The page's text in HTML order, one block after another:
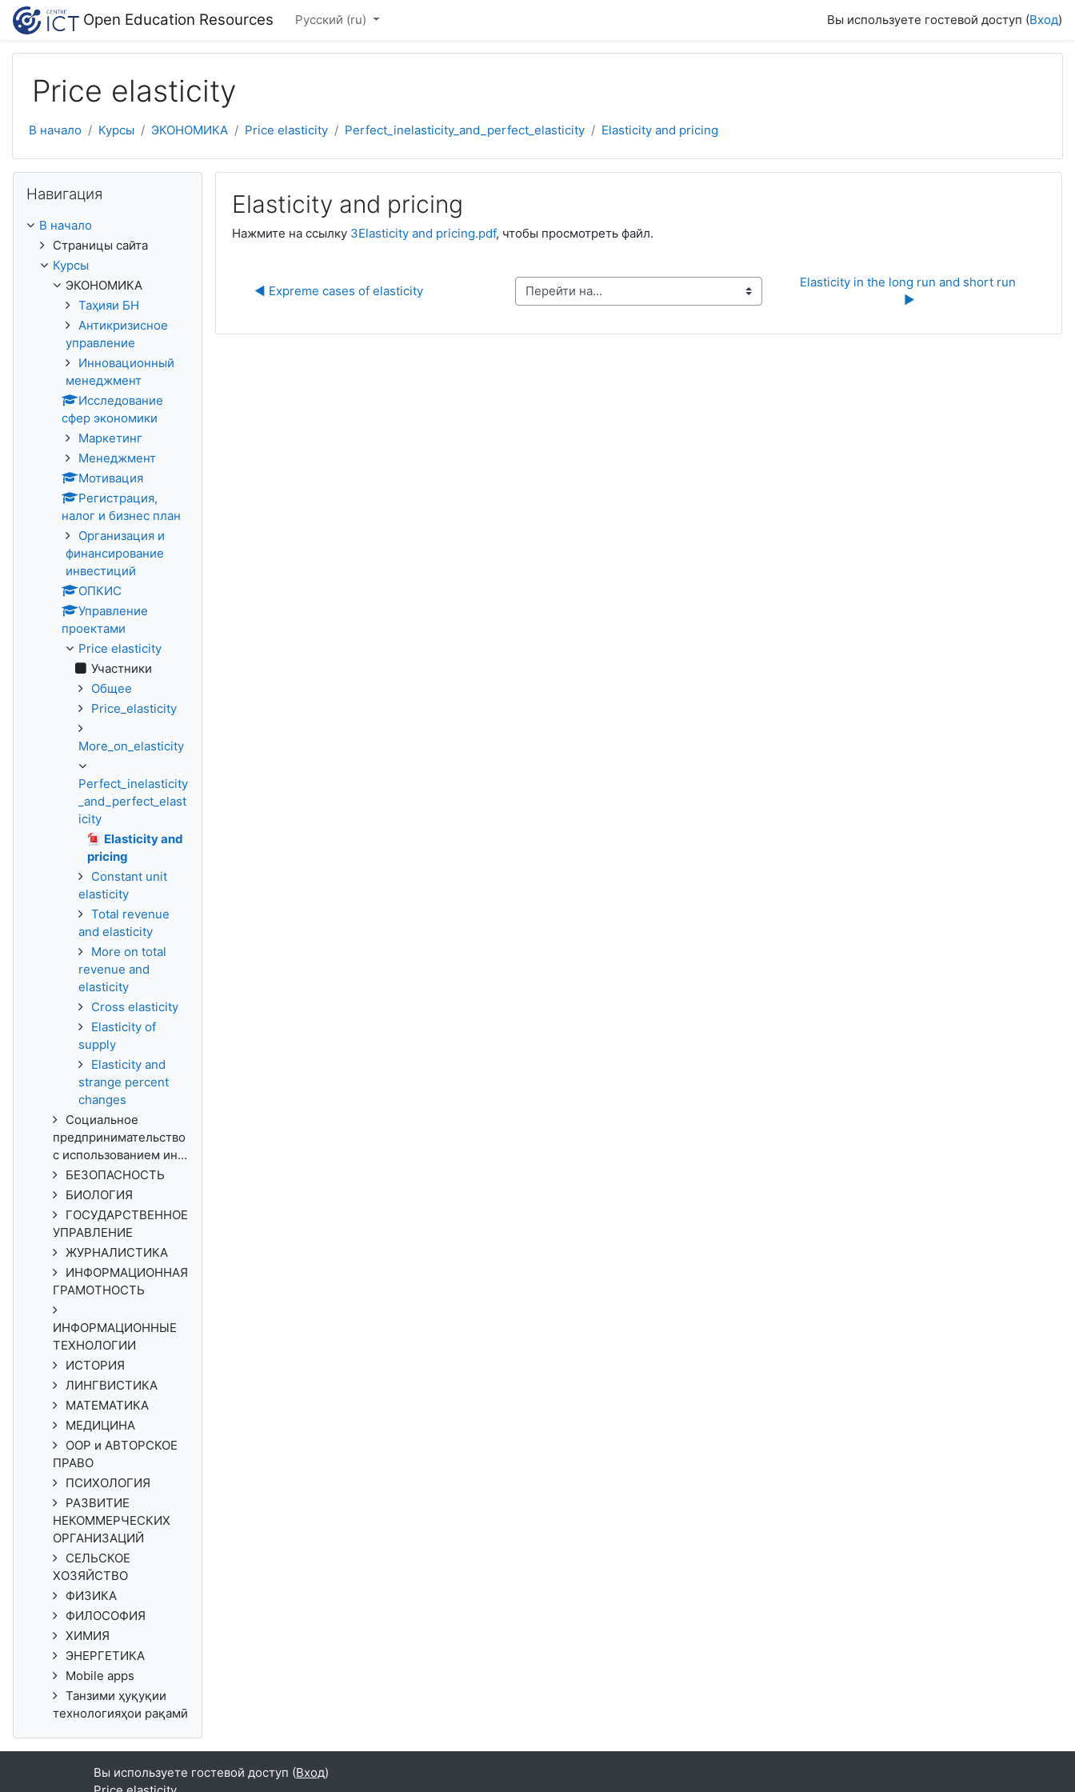
Перейти к основному содержанию
Open Education Resources Русский ‎(ru)‎ Вы используете гостевой доступ (Вход)
Price elasticity
В начало Курсы ЭКОНОМИКА Price elasticity Perfect_inelasticity_and_perfect_elasticity Elasticity and pricing
Elasticity and pricing
Нажмите на ссылку 3Elasticity and pricing.pdf, чтобы просмотреть файл.
◀︎ Expreme cases of elasticity Перейти на...
Elasticity in the long run and short run
▶︎
Навигация
В начало
Страницы сайта
Курсы
ЭКОНОМИКА
Таҳияи БН
Антикризисное
управление
Инновационный
менеджмент
Исследование
сфер экономики
Маркетинг
Менеджмент
Мотивация
Регистрация,
налог и бизнес план
Организация и
финансирование
инвестиций
ОПКИС
Управление
проектами
Price elasticity
Участники
Общее
Price_elasticity
More_on_elasticity
Perfect_inelasticity
_and_perfect_elast
icity
Elasticity and
pricing
Constant unit
elasticity
Total revenue
and elasticity
More on total
revenue and
elasticity
Cross elasticity
Elasticity of
supply
Elasticity and
strange percent
changes
Социальное
предпринимательство
с использованием ин...
БЕЗОПАСНОСТЬ
БИОЛОГИЯ
ГОСУДАРСТВЕННОЕ
УПРАВЛЕНИЕ
ЖУРНАЛИСТИКА
ИНФОРМАЦИОННАЯ
ГРАМОТНОСТЬ
ИНФОРМАЦИОННЫЕ
ТЕХНОЛОГИИ
ИСТОРИЯ
ЛИНГВИСТИКА
МАТЕМАТИКА
МЕДИЦИНА
ООР и АВТОРСКОЕ
ПРАВО
ПСИХОЛОГИЯ
РАЗВИТИЕ
НЕКОММЕРЧЕСКИХ
ОРГАНИЗАЦИЙ
СЕЛЬСКОЕ
ХОЗЯЙСТВО
ФИЗИКА
ФИЛОСОФИЯ
ХИМИЯ
ЭНЕРГЕТИКА
Mobile apps
Танзими ҳуқуқии
технологияҳои рақамӣ
Вы используете гостевой доступ (Вход)